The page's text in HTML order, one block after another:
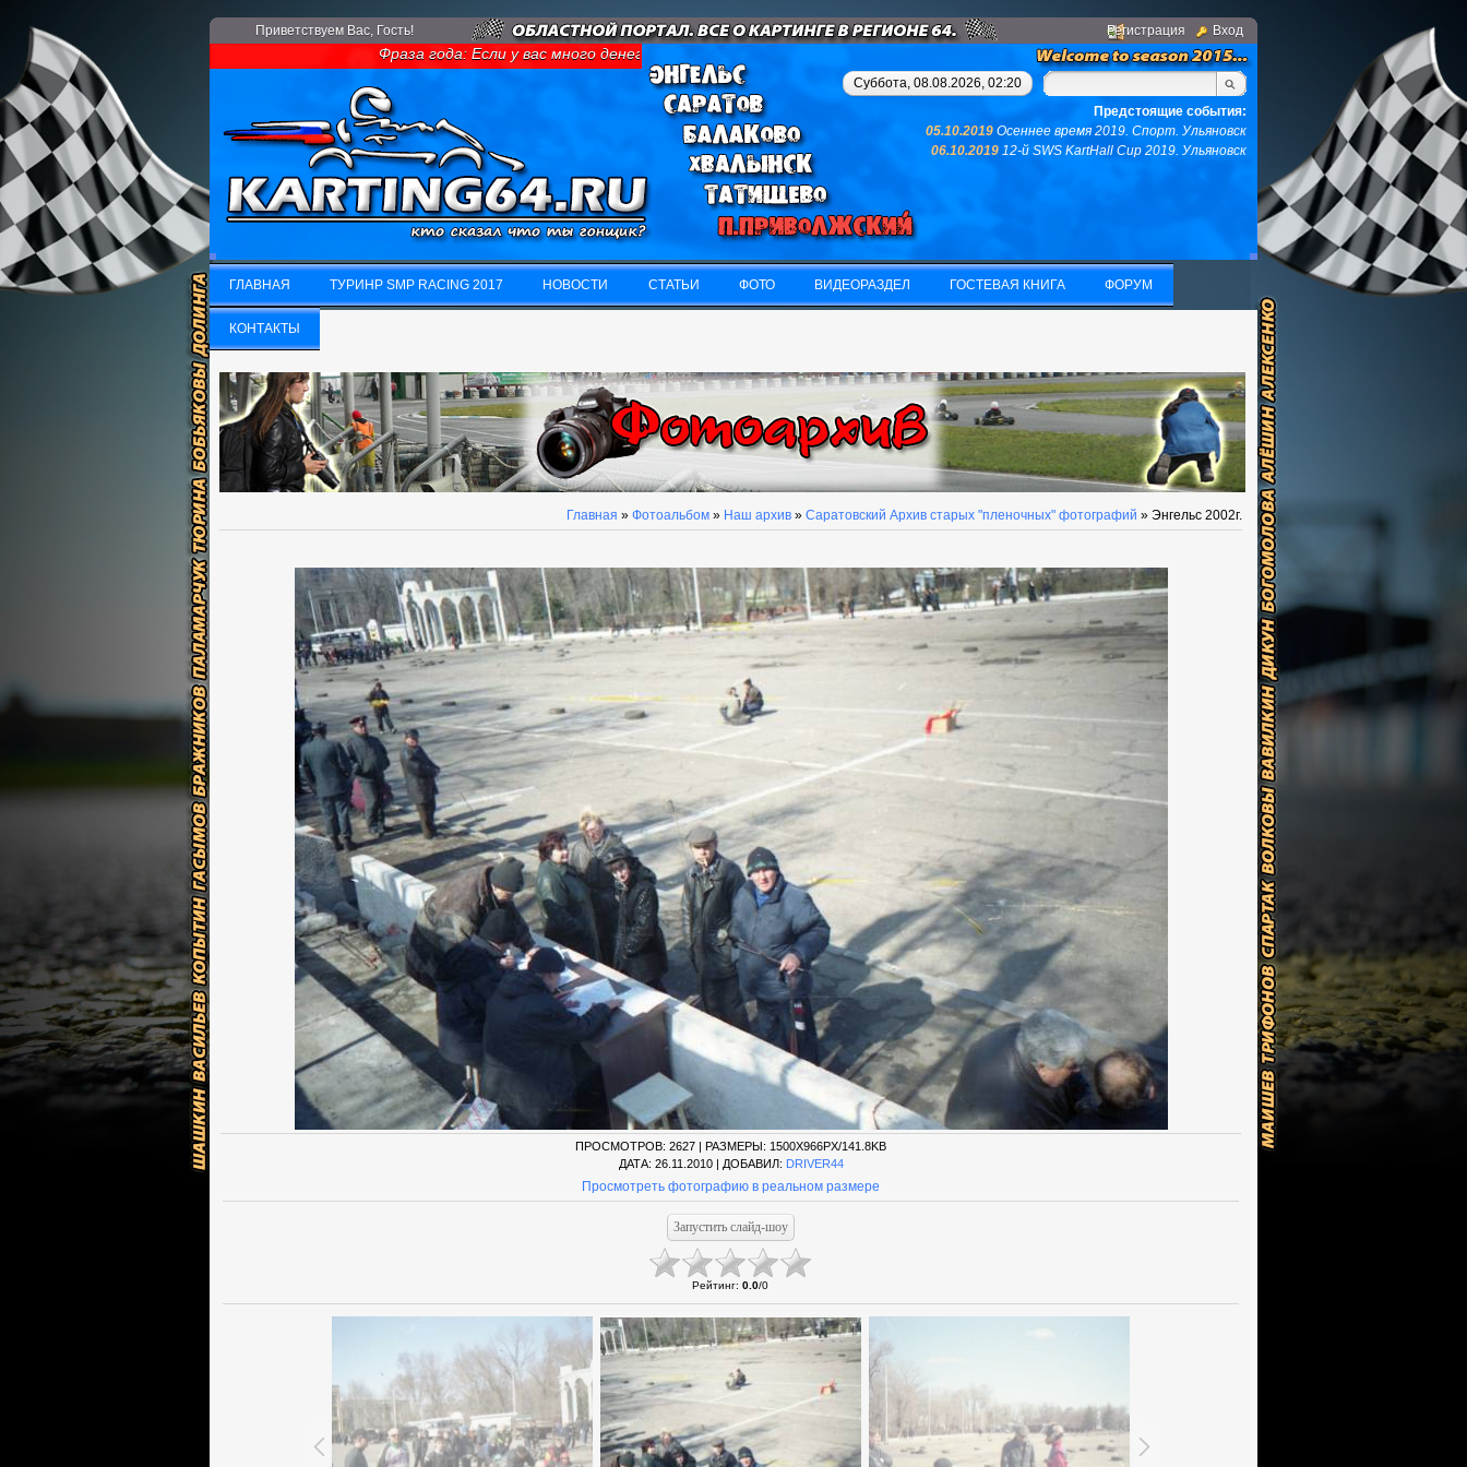
Приветствуем Вас, Гость! Регистрация Вход
Фраза года: Если у вас много денег и свободного времени - займитесь картингом, у вас не останется ни того ни другого...(с)интернет.
Суббота, 08.08.2026, 02:20
Предстоящие события:
05.10.2019 Осеннее время 2019. Спорт. Ульяновск
06.10.2019 12-й SWS KartHall Cup 2019. Ульяновск
ГЛАВНАЯ
ГЛАВНАЯ
ТУРИНР SMP RACING 2017 НОВОСТИ СТАТЬИ ФОТО ВИДЕОРАЗДЕЛ ГОСТЕВАЯ КНИГА ФОРУМ
КОНТАКТЫ
КОНТАКТЫ
Главная » Фотоальбом » Наш архив » Саратовский Архив старых "пленочных" фотографий » Энгельс 2002г.
ПРОСМОТРОВ: 2627 | РАЗМЕРЫ: 1500X966PX/141.8KB
ДАТА: 26.11.2010 | ДОБАВИЛ: DRIVER44
Просмотреть фотографию в реальном размере
Рейтинг: 0.0/0